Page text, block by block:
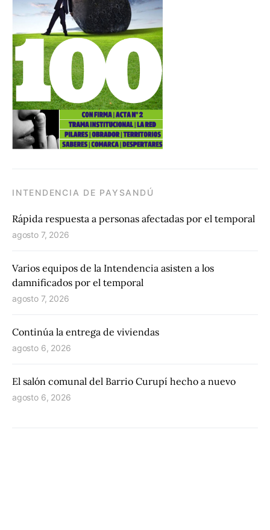
INTENDENCIA DE PAYSANDÚ
Rápida respuesta a personas afectadas por el temporal
agosto 7, 2026
Varios equipos de la Intendencia asisten a los
damnificados por el temporal
agosto 7, 2026
Continúa la entrega de viviendas
agosto 6, 2026
El salón comunal del Barrio Curupí hecho a nuevo
agosto 6, 2026